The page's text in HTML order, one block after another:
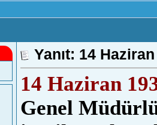
Yanıt: 14
14 Haziran
Genel